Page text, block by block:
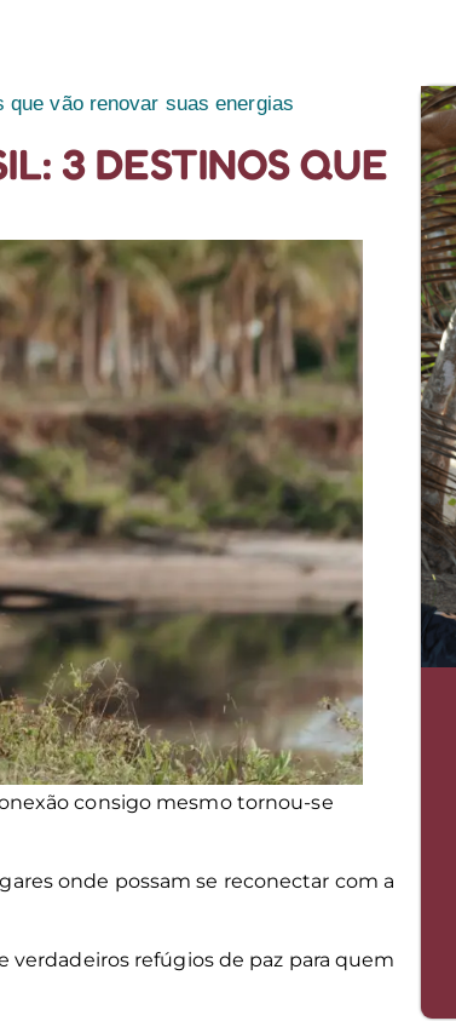
vão renovar suas energias
3 DESTINOS QUE
consigo mesmo tornou-se
onde possam se reconectar com a
verdadeiros refúgios de paz para quem